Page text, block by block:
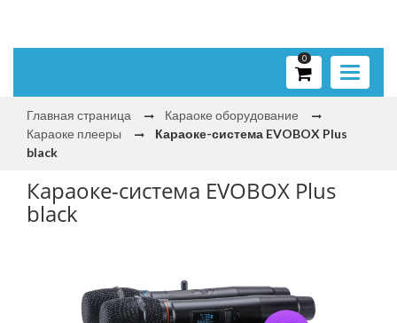
Toggle
0
Главная страница
Караоке оборудование
Караоке плееры
Караоке-система EVOBOX Plus
black
Караоке-система EVOBOX Plus
black